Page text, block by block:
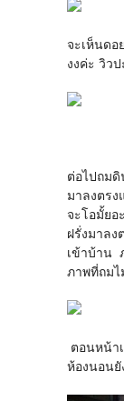
จะเห็นดอ
งงค่ะ วิว
ต่อไปถม
มาลงตร
จะโอมั้ย
ฝรั่งมาล
เข้าบ้าน
ภาพที่ถม
ตอนหน้า
ห้องนอนยั